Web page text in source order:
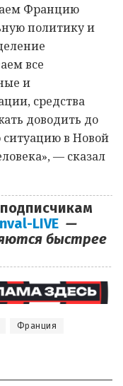
Францию
политику и
все
и
средства
доводить до
ситуацию в Новой
— сказал
LIVE —
быстрее
Франция